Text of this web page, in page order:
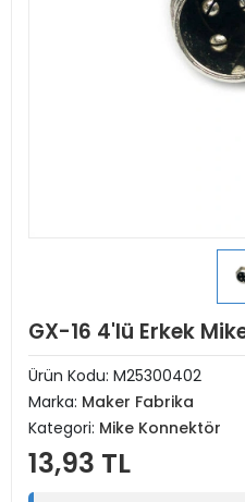
GX-16 4'lü Erkek
Ürün Kodu: M25300402
Marka: Maker Fabrika
Kategori: Mike Konnektör
13,93 TL